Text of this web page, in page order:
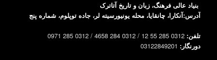
بنیاد عالی فرهنگ، زبان و تاریخ آتاترک
آدرس:آنکارا، چانقایا، محله یونیورسیته لر، جاده توپلوم، شماره پنج
تلفن:
دورنگار: